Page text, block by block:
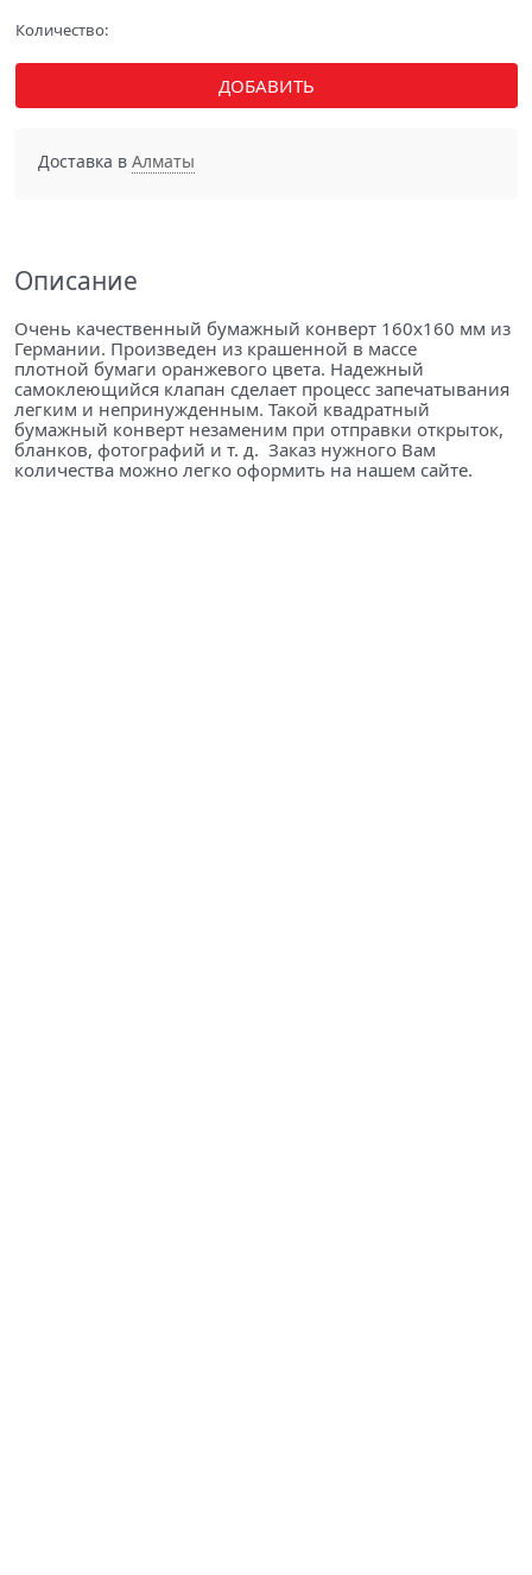
Количество:
ДОБАВИТЬ
Доставка в Алматы
Описание
Очень качественный бумажный конверт 160х160 мм из
Германии. Произведен из крашенной в массе
плотной бумаги оранжевого цвета. Надежный
самоклеющийся клапан сделает процесс запечатывания
легким и непринужденным. Такой квадратный
бумажный конверт незаменим при отправки открыток,
бланков, фотографий и т. д. Заказ нужного Вам
количества можно легко оформить на нашем сайте.